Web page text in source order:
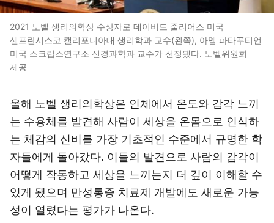
2021 노벨 생리의학상 수상자로 데이비드 줄리어스 미국
샌프란시스코 캘리포니아대 생리학과 교수(왼쪽), 아뎀 파타푸티언
미국 스크립스연구소 신경과학과 교수가 선정됐다. 노벨위원회
제공
올해 노벨 생리의학상은 인체에서 온도와 감각 느끼
는 수용체를 발견해 사람이 세상을 온몸으로 인식하
는 체감의 신비를 가장 기초적인 수준에서 규명한 학
자들에게 돌아갔다. 이들의 발견으로 사람의 감각이
어떻게 작동하고 세상을 느끼는지 더 깊이 이해할 수
있게 됐으며 만성통증 치료제 개발에도 새로운 가능
성이 열렸다는 평가가 나온다.